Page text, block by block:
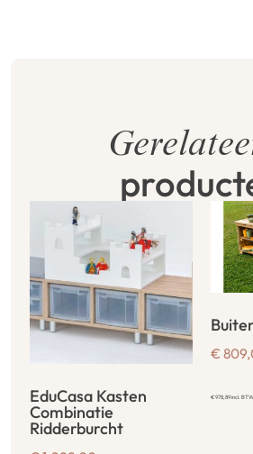
EduCasa Kasten
Combinatie
Ridderburcht
€
€978,89incl. BTW